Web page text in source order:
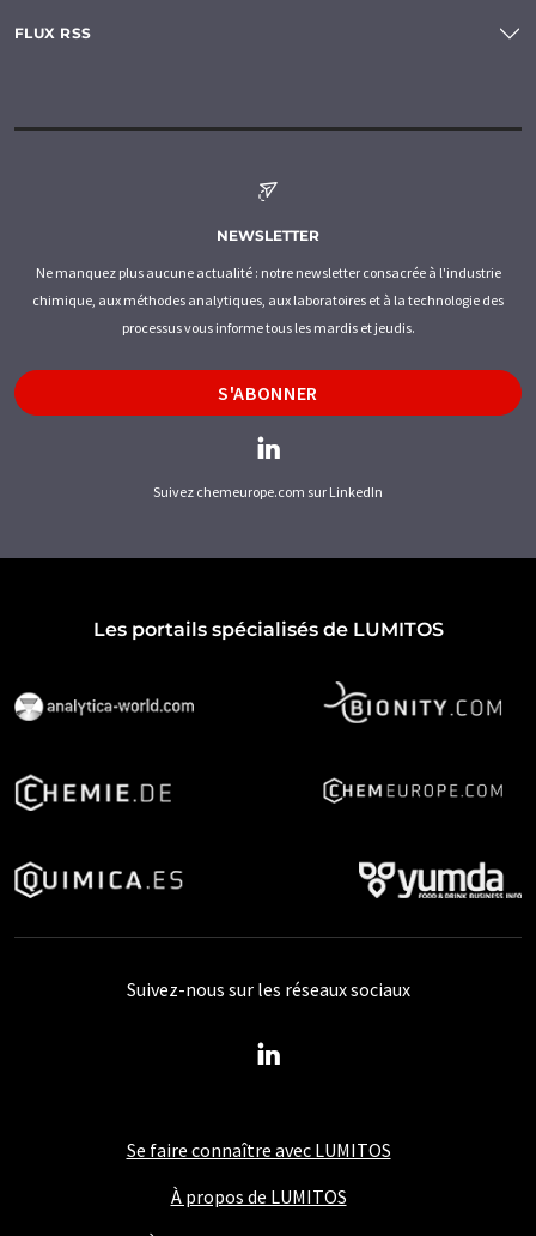
FLUX RSS
NEWSLETTER
Ne manquez plus aucune actualité : notre newsletter consacrée à l'industrie
chimique, aux méthodes analytiques, aux laboratoires et à la technologie des
processus vous informe tous les mardis et jeudis.
S'ABONNER
Suivez chemeurope.com sur LinkedIn
Les portails spécialisés de LUMITOS
Se faire connaître avec LUMITOS
À propos de LUMITOS
Suivez-nous sur les réseaux sociaux